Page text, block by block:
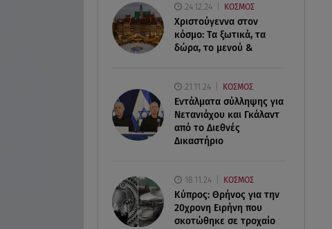
24.12.24 ΚΟΣΜΟΣ
Χριστούγεννα στον
κόσμο: Tα ξωτικά, τα
δώρα, το μενού &
21.11.24 ΚΟΣΜΟΣ
Εντάλματα σύλληψης για
Νετανιάχου και Γκάλαντ
από το Διεθνές
Δικαστήριο
18.11.24 ΚΟΣΜΟΣ
Κύπρος: Θρήνος για την
20χρονη Ειρήνη που
σκοτώθηκε σε τροχαίο